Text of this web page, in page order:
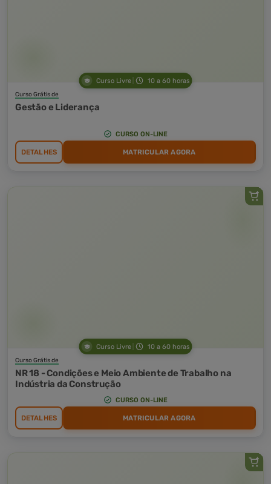
Curso Livre 10 a 60 horas
Curso Grátis de
Gestão e Liderança
CURSO ON-LINE
DETALHES MATRICULAR AGORA
Curso Livre 10 a 60 horas
Curso Grátis de
NR 18 - Condições e Meio Ambiente de Trabalho na
Indústria da Construção
CURSO ON-LINE
DETALHES MATRICULAR AGORA